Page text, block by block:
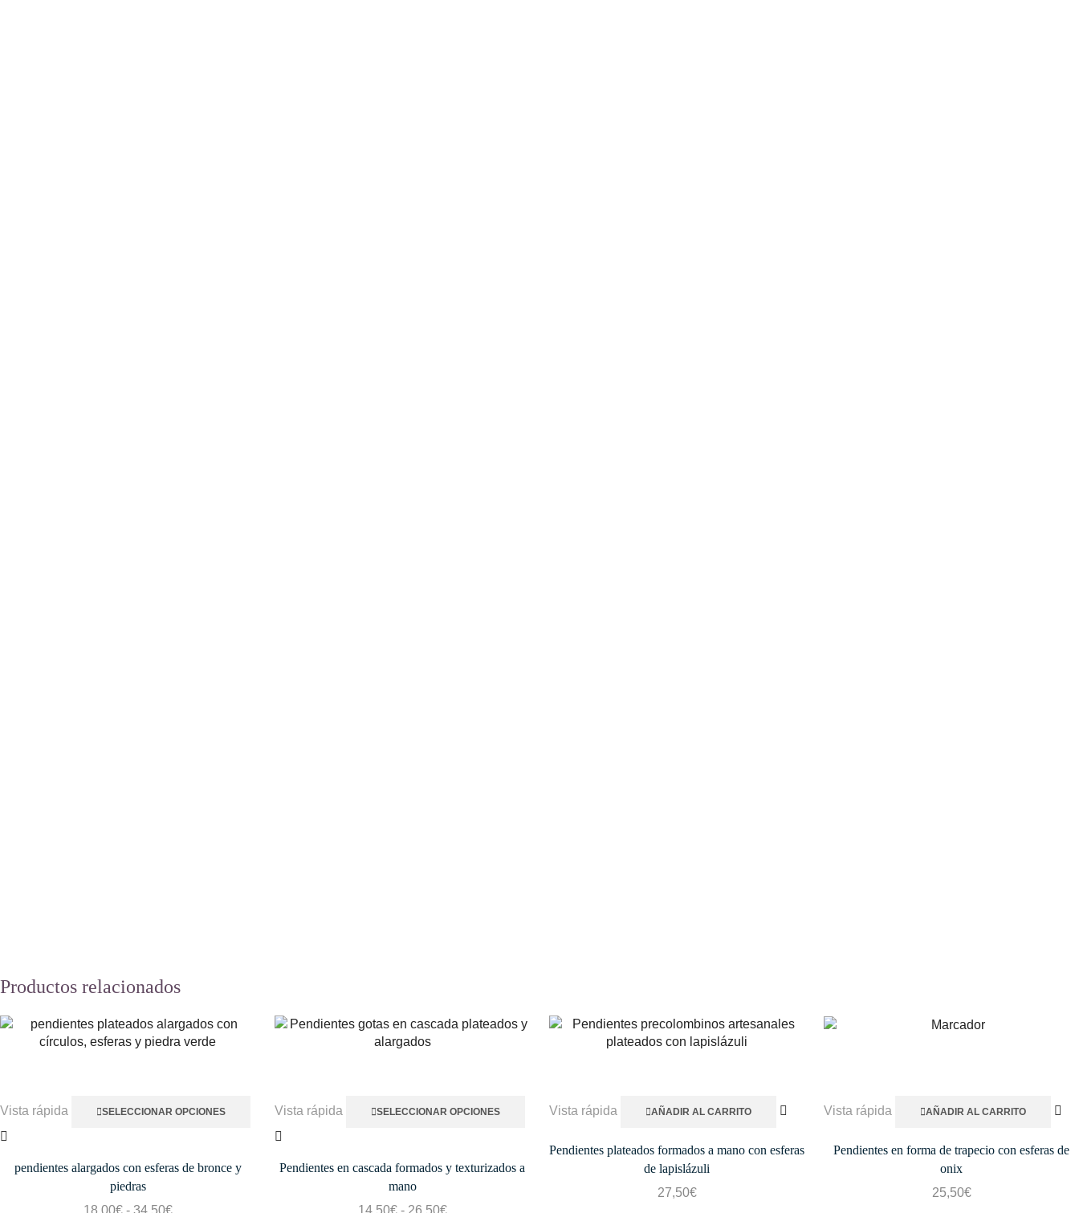
Productos relacionados
Vista rápida SELECCIONAR OPCIONES
pendientes alargados con esferas de bronce y
piedras
18,00€ - 34,50€
Vista rápida SELECCIONAR OPCIONES
Pendientes en cascada formados y texturizados a
mano
14,50€ - 26,50€
Vista rápida AÑADIR AL CARRITO
Pendientes plateados formados a mano con esferas
de lapislázuli
27,50€
Vista rápida AÑADIR AL CARRITO
Pendientes en forma de trapecio con esferas de
onix
25,50€